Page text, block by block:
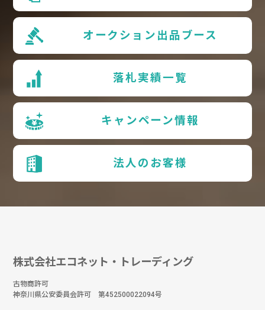
オークション出品ブース
落札実績一覧
キャンペーン情報
法人のお客様
株式会社エコネット・トレーディング
古物商許可
神奈川県公安委員会許可 第452500022094号